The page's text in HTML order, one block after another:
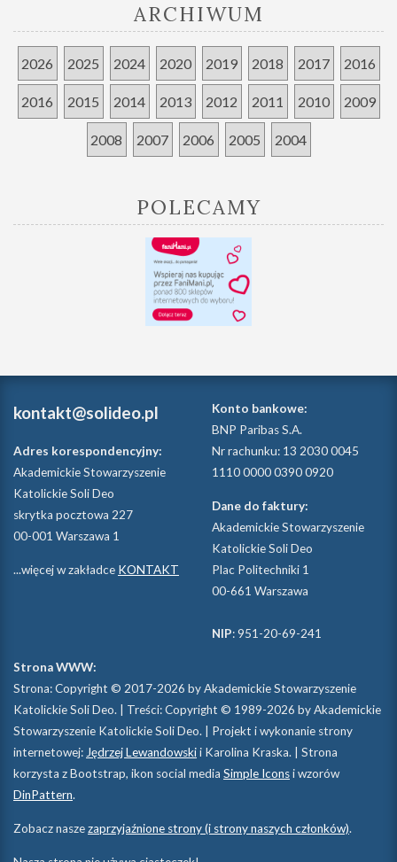
ARCHIWUM
2026 2025 2024 2020 2019 2018 2017 2016
2016 2015 2014 2013 2012 2011 2010 2009
2008 2007 2006 2005 2004
POLECAMY
kontakt@solideo.pl
Adres korespondencyjny:
Akademickie Stowarzyszenie
Katolickie Soli Deo
skrytka pocztowa 227
00-001 Warszawa 1
...więcej w zakładce KONTAKT
Konto bankowe:
BNP Paribas S.A.
Nr rachunku: 13 2030 0045
1110 0000 0390 0920
Dane do faktury:
Akademickie Stowarzyszenie
Katolickie Soli Deo
Plac Politechniki 1
00-661 Warszawa
NIP: 951-20-69-241
Strona WWW:
Strona: Copyright © 2017-2026 by Akademickie Stowarzyszenie
Katolickie Soli Deo. | Treści: Copyright © 1989-2026 by Akademickie
Stowarzyszenie Katolickie Soli Deo. | Projekt i wykonanie strony
internetowej: Jędrzej Lewandowskii Karolina Kraska. | Strona
korzysta z Bootstrap, ikon social media Simple Iconsi wzorów
DinPattern.
Zobacz naszezaprzyjaźnione strony (i strony naszych członków).